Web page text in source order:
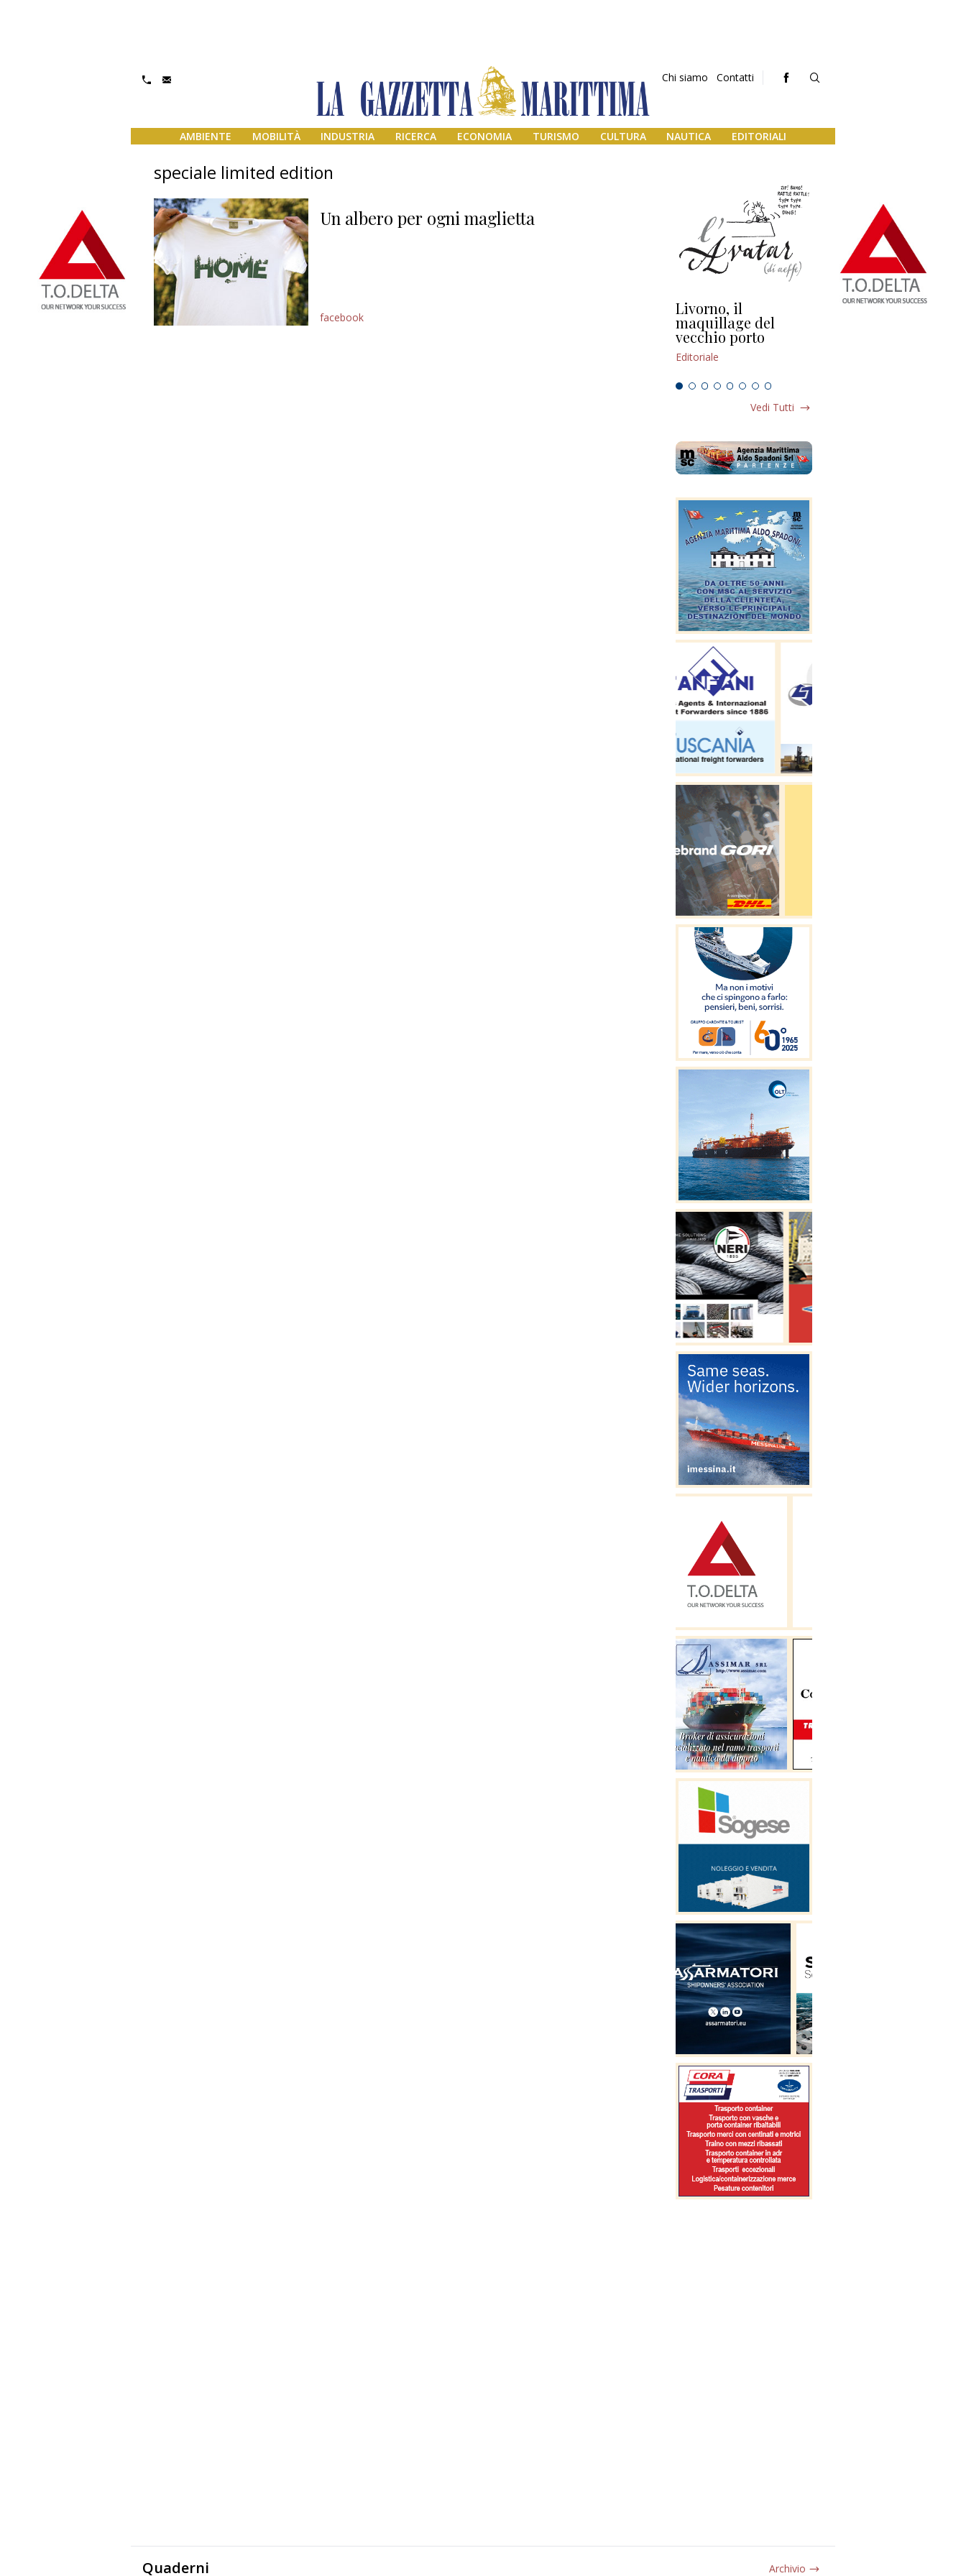
Chi siamo Contatti
AMBIENTE MOBILITÀ INDUSTRIA RICERCA ECONOMIA TURISMO CULTURA NAUTICA EDITORIALI
speciale limited edition
Un albero per ogni maglietta
facebook Livorno, il
maquillage del
vecchio porto
Editoriale
L’uscita di scena di
Vedi Tutti
Quaderni Archivio